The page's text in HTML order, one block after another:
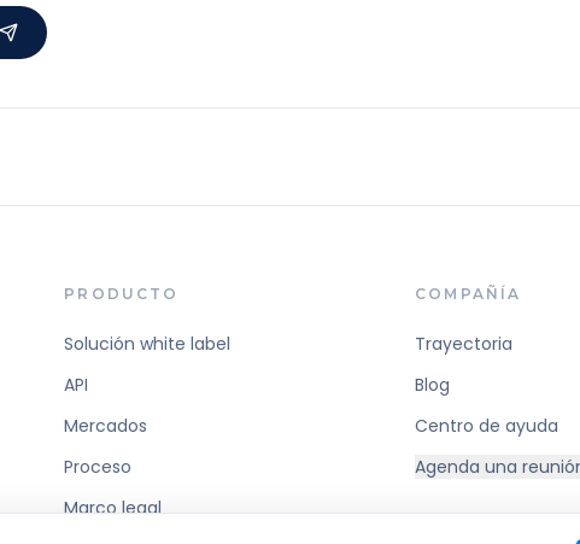
PRODUCTO
Solución white label
API
Mercados
Proceso
Marco legal
COMPAÑÍA
Trayectoria
Blog
Centro de ayuda
Agenda una